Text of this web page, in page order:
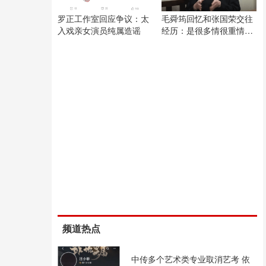
罗正工作室回应争议：太
入戏亲女演员纯属造谣
毛舜筠回忆和张国荣交往
经历：是很多情很重情的
频道热点
中传多个艺术类专业取消艺考 依